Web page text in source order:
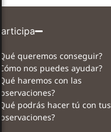
Participa
¿Qué queremos conseguir?
¿Cómo nos puedes ayudar?
¿Qué haremos con las
observaciones?
¿Qué podrás hacer tú con tus
observaciones?